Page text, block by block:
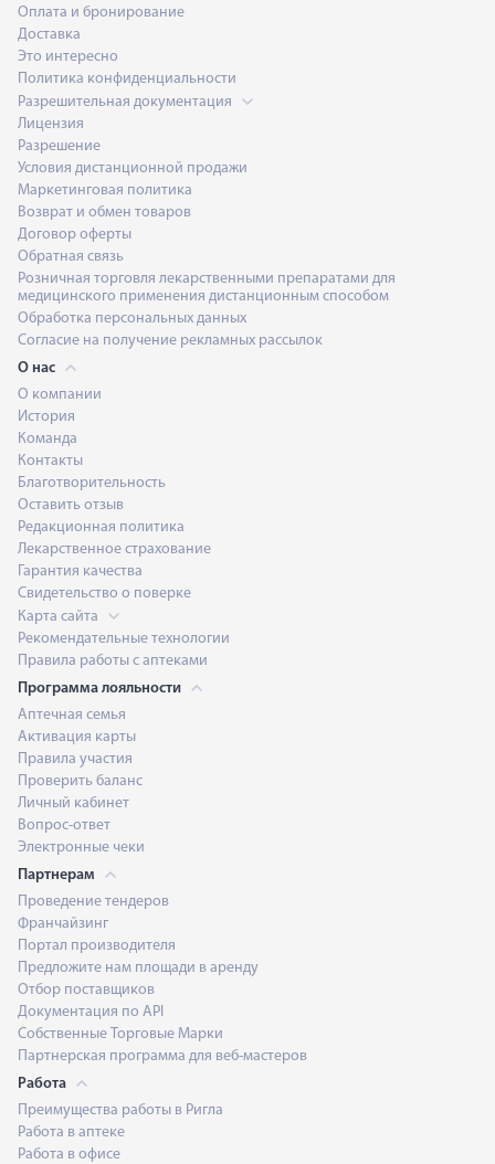
Оплата и бронирование
Доставка
Это интересно
Политика конфиденциальности
Разрешительная документация
Лицензия
Разрешение
Условия дистанционной продажи
Маркетинговая политика
Возврат и обмен товаров
Договор оферты
Обратная связь
Розничная торговля лекарственными препаратами для
медицинского применения дистанционным способом
Обработка персональных данных
Согласие на получение рекламных рассылок
О нас
О компании
История
Команда
Контакты
Благотворительность
Оставить отзыв
Редакционная политика
Лекарственное страхование
Гарантия качества
Свидетельство о поверке
Карта сайта
Рекомендательные технологии
Правила работы с аптеками
Программа лояльности
Аптечная семья
Активация карты
Правила участия
Проверить баланс
Личный кабинет
Вопрос-ответ
Электронные чеки
Партнерам
Проведение тендеров
Франчайзинг
Портал производителя
Предложите нам площади в аренду
Отбор поставщиков
Документация по API
Собственные Торговые Марки
Партнерская программа для веб-мастеров
Работа
Преимущества работы в Ригла
Работа в аптеке
Работа в офисе